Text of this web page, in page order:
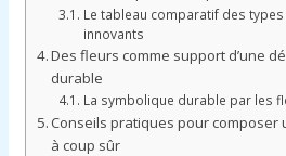
Le tableau comparatif des
innovants
Des fleurs comme support d’une
durable
La symbolique durable par les
Conseils pratiques pour composer
à coup sûr